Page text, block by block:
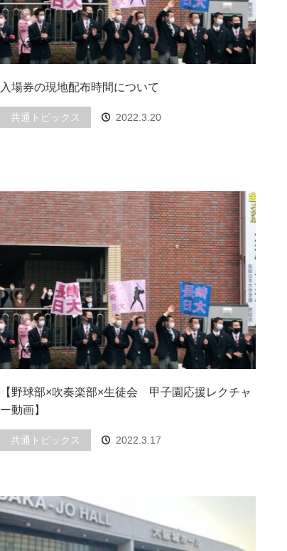
入場券の現地配布時間について
共通トピックス 2022.3.20
【野球部×吹奏楽部×生徒会 甲子園応援レクチャ
ー動画】
共通トピックス 2022.3.17